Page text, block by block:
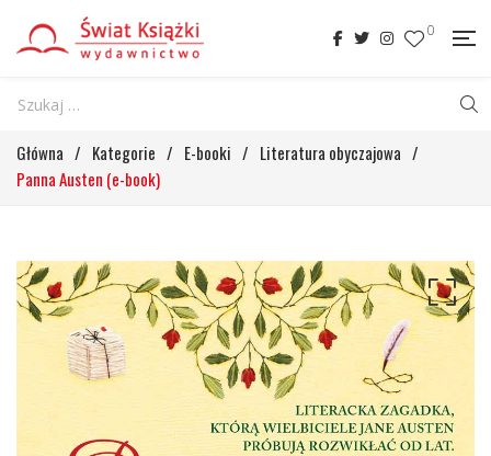
0
Główna / Kategorie / E-booki / Literatura obyczajowa /
Panna Austen (e-book)